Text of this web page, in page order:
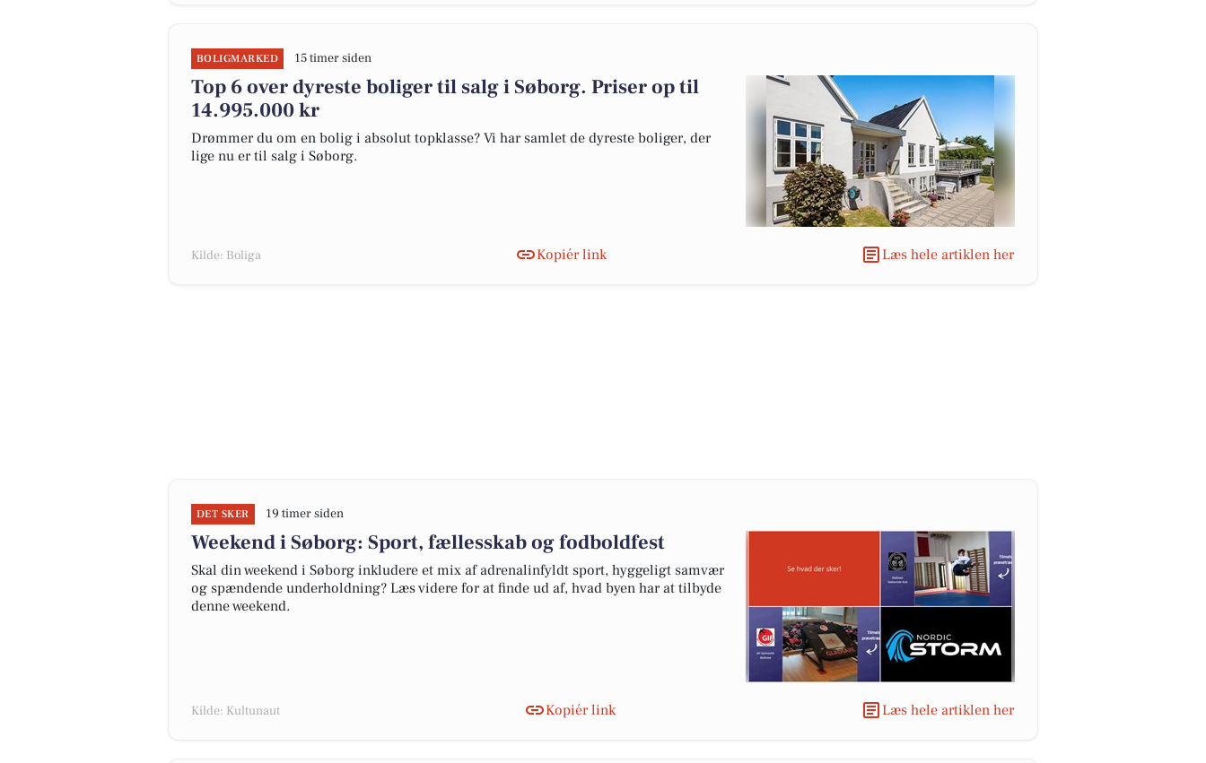
BOLIGMARKED 15 timer siden
Top 6 over dyreste boliger til salg i Søborg. Priser op til
14.995.000 kr
Drømmer du om en bolig i absolut topklasse? Vi har samlet de dyreste boliger, der
lige nu er til salg i Søborg.
Kilde: Boliga Kopiér link Læs hele artiklen her
DET SKER 19 timer siden
Weekend i Søborg: Sport, fællesskab og fodboldfest
Skal din weekend i Søborg inkludere et mix af adrenalinfyldt sport, hyggeligt samvær
og spændende underholdning? Læs videre for at finde ud af, hvad byen har at tilbyde
denne weekend.
Kilde: Kultunaut Kopiér link Læs hele artiklen her